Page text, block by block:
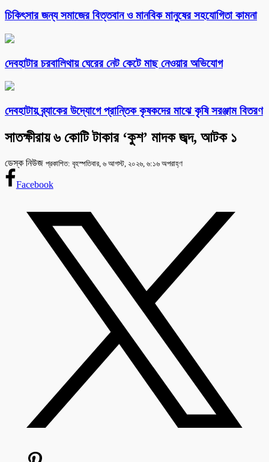
চিকিৎসার জন্য সমাজের বিত্তবান ও মানবিক মানুষের সহযোগিতা কামনা
দেবহাটার চরবালিথায় ঘেরের নেট কেটে মাছ নেওয়ার অভিযোগ
দেবহাটায় ব্র্যাকের উদ্যোগে প্রান্তিক কৃষকদের মাঝে কৃষি সরঞ্জাম বিতরণ
সাতক্ষীরায় ৬ কোটি টাকার ‘কুশ’ মাদক জব্দ, আটক ১
ডেস্ক নিউজ প্রকাশিত: বৃহস্পতিবার, ৬ আগস্ট, ২০২৬, ৬:১৬ অপরাহ্ণ
Facebook